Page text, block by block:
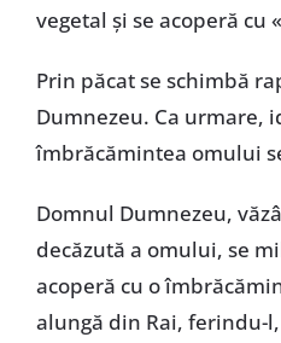
vegetal și se acoperă cu
Prin păcat se schimbă
Dumnezeu. Ca urmare,
îmbrăcămintea omului
Domnul Dumnezeu,
decăzută a omului, se
acoperă cu o
alungă din Rai, ferindu-